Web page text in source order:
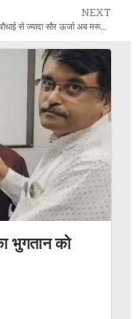
NEXT
देश की एक-चौथाई से ज्यादा सौर ऊर्जा अब मरूधरा से; घर की छत पर पैनल लगाने पर मिलेगी ₹95 हजार की भारी सब्सिडी
भुगतान को